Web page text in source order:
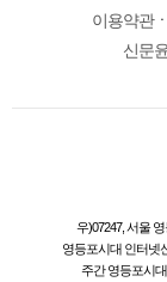
이용약관ㆍ
신문
우)07247, 서울
영등포시대 인터넷
주간 영등포시대